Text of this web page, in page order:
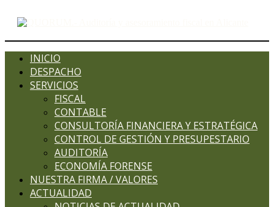
INICIO
DESPACHO
SERVICIOS
FISCAL
CONTABLE
CONSULTORÍA FINANCIERA Y ESTRATÉGICA
CONTROL DE GESTIÓN Y PRESUPESTARIO
AUDITORÍA
ECONOMÍA FORENSE
NUESTRA FIRMA / VALORES
ACTUALIDAD